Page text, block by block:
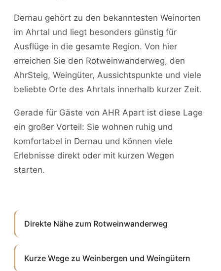
Dernau gehört zu den bekanntesten Weinorten
im Ahrtal und liegt besonders günstig für
Ausflüge in die gesamte Region. Von hier
erreichen Sie den Rotweinwanderweg, den
AhrSteig, Weingüter, Aussichtspunkte und viele
beliebte Orte des Ahrtals innerhalb kurzer Zeit.
Gerade für Gäste von AHR Apart ist diese Lage
ein großer Vorteil: Sie wohnen ruhig und
komfortabel in Dernau und können viele
Erlebnisse direkt oder mit kurzen Wegen
starten.
Direkte Nähe zum Rotweinwanderweg
Kurze Wege zu Weinbergen und Weingütern